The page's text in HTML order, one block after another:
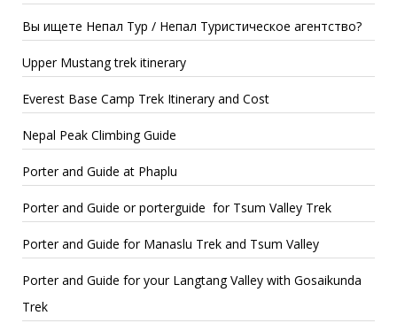
Вы ищете Непал Тур / Непал Туристическое агентство?
Upper Mustang trek itinerary
Everest Base Camp Trek Itinerary and Cost
Nepal Peak Climbing Guide
Porter and Guide at Phaplu
Porter and Guide or porterguide for Tsum Valley Trek
Porter and Guide for Manaslu Trek and Tsum Valley
Porter and Guide for your Langtang Valley with Gosaikunda
Trek